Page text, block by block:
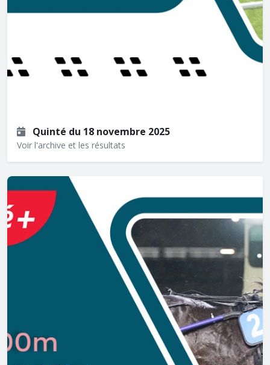
Quinté du 18 novembre 2025
Voir l'archive et les résultats